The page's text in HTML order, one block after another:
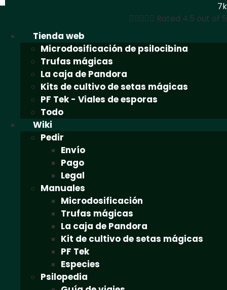
7k
 Rated 4.5 out of 5
Tienda web
Microdosificación de psilocibina
Trufas mágicas
La caja de Pandora
Kits de cultivo de setas mágicas
PF Tek - Viales de esporas
Todo
Wiki
Pedir
Envío
Pago
Legal
Manuales
Microdosificación
Trufas mágicas
La caja de Pandora
Kit de cultivo de setas mágicas
PF Tek
Especies
Psilopedia